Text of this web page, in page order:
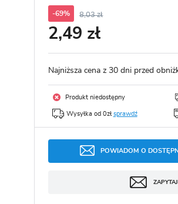
wprowadzania swoich danych przy kolejnych
-69% 8,03 zł
2,49 zł
Najniższa cena z 30 dni przed
Produkt niedostępny
Wysyłka od 0zł sprawdź
POWIADOM O